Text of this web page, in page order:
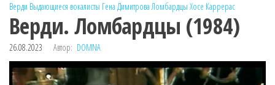
Верди Выдающиеся вокалисты Гена Димитрова Ломбардцы Хосе Каррерас
Верди. Ломбардцы (1984)
26.08.2023 Автор: DOMNA